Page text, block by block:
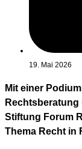
19. Mai 2026
Mit einer
Stiftung Forum
Thema Recht in